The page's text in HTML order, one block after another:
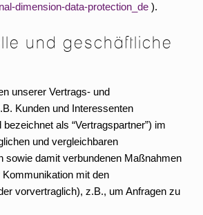
dimension-data-protection_de ).
und geschäftliche
unserer Vertrags- und
Kunden und Interessenten
als “Vertragspartner”) im
und vergleichbaren
sowie damit verbundenen Maßnahmen
mit den
vorvertraglich), z.B., um Anfragen zu